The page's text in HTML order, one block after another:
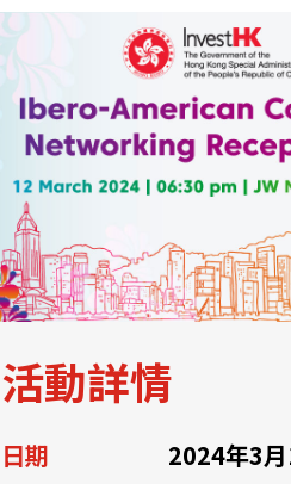
關於我們
聯繫我們
活動詳情
日期
2024年3